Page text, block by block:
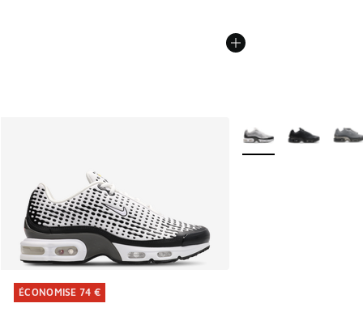
ÉCONOMISE 74 €
ÉCONOMISE 74 €
Plus de couleurs